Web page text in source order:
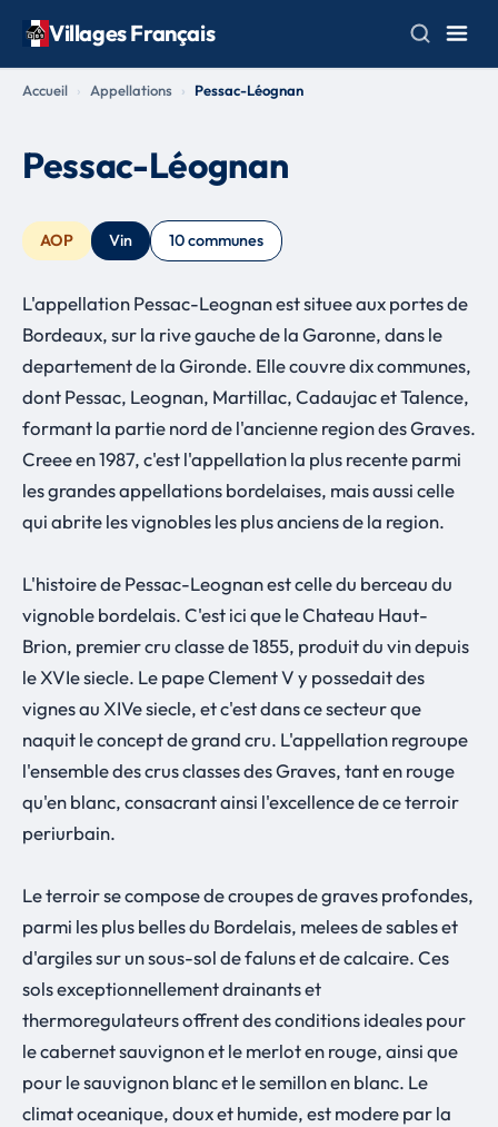
Villages Français
Accueil Appellations Pessac-Léognan
Pessac-Léognan
AOP Vin 10 communes
L'appellation Pessac-Leognan est situee aux portes de
Bordeaux, sur la rive gauche de la Garonne, dans le
departement de la Gironde. Elle couvre dix communes,
dont Pessac, Leognan, Martillac, Cadaujac et Talence,
formant la partie nord de l'ancienne region des Graves.
Creee en 1987, c'est l'appellation la plus recente parmi
les grandes appellations bordelaises, mais aussi celle
qui abrite les vignobles les plus anciens de la region.
L'histoire de Pessac-Leognan est celle du berceau du
vignoble bordelais. C'est ici que le Chateau Haut-
Brion, premier cru classe de 1855, produit du vin depuis
le XVIe siecle. Le pape Clement V y possedait des
vignes au XIVe siecle, et c'est dans ce secteur que
naquit le concept de grand cru. L'appellation regroupe
l'ensemble des crus classes des Graves, tant en rouge
qu'en blanc, consacrant ainsi l'excellence de ce terroir
periurbain.
Le terroir se compose de croupes de graves profondes,
parmi les plus belles du Bordelais, melees de sables et
d'argiles sur un sous-sol de faluns et de calcaire. Ces
sols exceptionnellement drainants et
thermoregulateurs offrent des conditions ideales pour
le cabernet sauvignon et le merlot en rouge, ainsi que
pour le sauvignon blanc et le semillon en blanc. Le
climat oceanique, doux et humide, est modere par la